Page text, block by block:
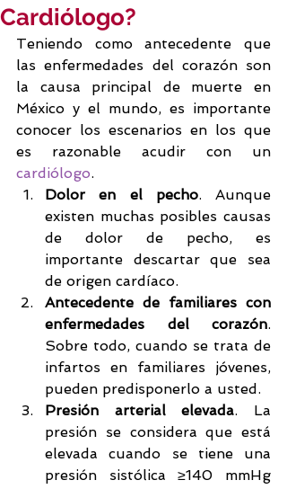
Cardiólogo?
Teniendo como antecedente que
las enfermedades del corazón son
la causa principal de muerte en
México y el mundo, es importante
conocer los escenarios en los que
cardiólogo.
Dolor en el pecho. Aunque
existen muchas posibles causas
de dolor de pecho, es
importante descartar que sea
de origen cardíaco.
Antecedente de familiares con
enfermedades del corazón.
Sobre todo, cuando se trata de
infartos en familiares jóvenes,
pueden predisponerlo a usted.
Presión arterial elevada. La
presión se considera que está
elevada cuando se tiene una
presión sistólica ≥140 mmHg